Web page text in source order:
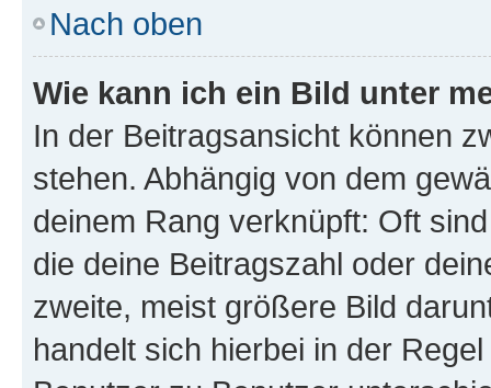
Nach oben
Wie kann ich ein Bild unter
In der Beitragsansicht können
stehen. Abhängig von dem
deinem Rang verknüpft: Oft
die deine Beitragszahl oder
zweite, meist größere Bild
handelt sich hierbei in der